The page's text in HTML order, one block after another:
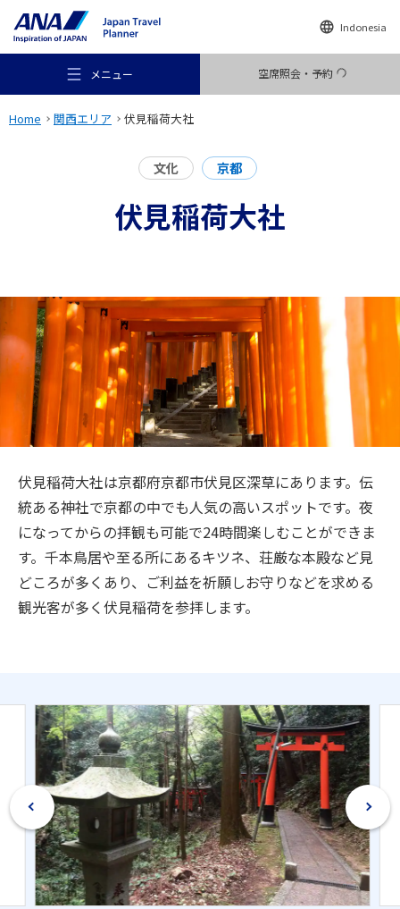
Indonesia
メニュー 空席照会・予約
おすすめの旅
行き先
旅のお役立ち情報
閉じる
Home 関西エリア 伏見稲荷大社
文化 京都
伏見稲荷大社
伏見稲荷大社は京都府京都市伏見区深草にあります。伝
統ある神社で京都の中でも人気の高いスポットです。夜
になってからの拝観も可能で24時間楽しむことができま
す。千本鳥居や至る所にあるキツネ、荘厳な本殿など見
どころが多くあり、ご利益を祈願しお守りなどを求める
観光客が多く伏見稲荷を参拝します。